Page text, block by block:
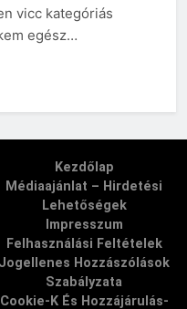
vicc kategóriás
egész…
Kezdőlap
Médiaajánlat – Hirdetési
Lehetőségek
Impresszum
Felhasználási Feltételek
Jogellenes Hozzászólások
Szabályzata
Cookie-K És Hozzájárulás-